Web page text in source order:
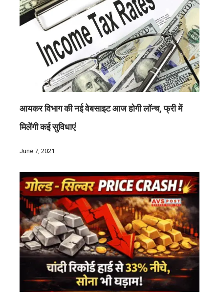
आयकर विभाग की नई वेबसाइट आज होगी लॉन्च, फ्री में
मिलेंगी कई सुविधाएं
June 7, 2021